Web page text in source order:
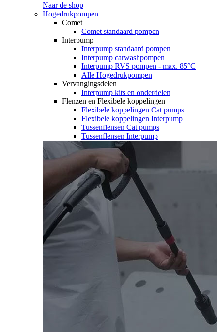
Naar de shop
Hogedrukpompen
Comet
Comet standaard pompen
Interpump
Interpump standaard pompen
Interpump carwashpompen
Interpump RVS pompen - max. 85°C
Alle Hogedrukpompen
Vervangingsdelen
Interpump kits en onderdelen
Flenzen en Flexibele koppelingen
Flexibele koppelingen Cat pumps
Flexibele koppelingen Interpump
Tussenflensen Cat pumps
Tussenflensen Interpump